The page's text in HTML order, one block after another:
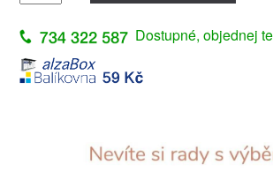
Dostupné, objednej